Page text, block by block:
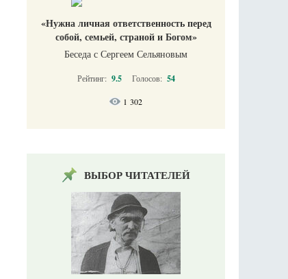
«Нужна личная ответственность перед
собой, семьей, страной и Богом»
Беседа с Сергеем Сельяновым
Рейтинг: 9.5 Голосов: 54
1 302
ВЫБОР ЧИТАТЕЛЕЙ